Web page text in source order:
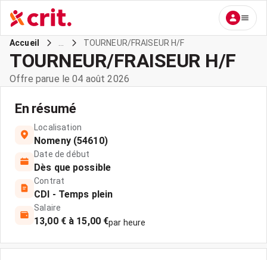
Accueil TOURNEUR/FRAISEUR H/F
TOURNEUR/FRAISEUR H/F
Offre parue le 04 août 2026
En résumé
Localisation
Nomeny (54610)
Date de début
Dès que possible
Contrat
CDI - Temps plein
Salaire
13,00 € à 15,00 €par heure